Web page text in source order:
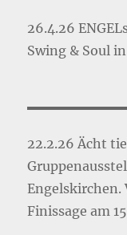
26.4.26
Swing & Soul
22.2.26 Ächt
Engelskirchen.
Finissage am